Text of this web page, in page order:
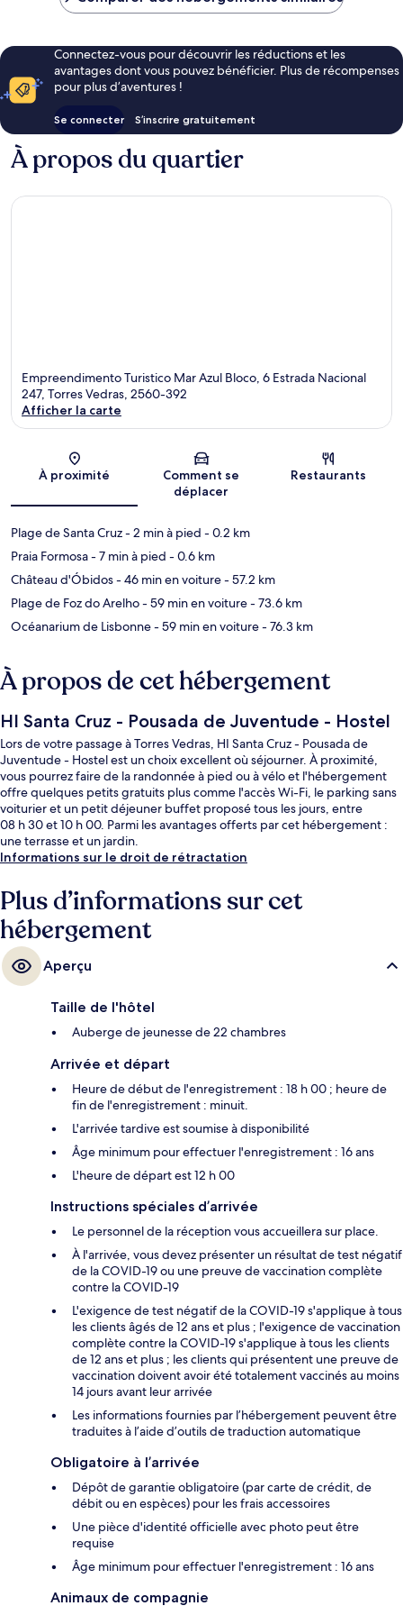
Connectez-vous pour découvrir les réductions et les
avantages dont vous pouvez bénéficier. Plus de récompenses
pour plus d’aventures !
Se connecter S’inscrire gratuitement
À propos du quartier
Empreendimento Turistico Mar Azul Bloco, 6 Estrada Nacional
247, Torres Vedras, 2560-392
Afficher la carte
À proximité
Comment se
déplacer
Restaurants
Plage de Santa Cruz- 2 min à pied - 0.2 km
Praia Formosa- 7 min à pied - 0.6 km
Château d'Óbidos- 46 min en voiture- 57.2 km
Plage de Foz do Arelho- 59 min en voiture- 73.6 km
Océanarium de Lisbonne- 59 min en voiture- 76.3 km
À propos de cet hébergement
HI Santa Cruz - Pousada de Juventude - Hostel
Lors de votre passage à Torres Vedras, HI Santa Cruz - Pousada de
Juventude - Hostel est un choix excellent où séjourner. À proximité,
vous pourrez faire de la randonnée à pied ou à vélo et l'hébergement
offre quelques petits gratuits plus comme l'accès Wi-Fi, le parking sans
voiturier et un petit déjeuner buffet proposé tous les jours, entre
08 h 30 et 10 h 00. Parmi les avantages offerts par cet hébergement :
une terrasse et un jardin.
Informations sur le droit de rétractation
Plus d’informations sur cet
hébergement
Aperçu
Taille de l'hôtel
Auberge de jeunesse de 22 chambres
Arrivée et départ
Heure de début de l'enregistrement : 18 h 00 ; heure de
fin de l'enregistrement : minuit.
L'arrivée tardive est soumise à disponibilité
Âge minimum pour effectuer l'enregistrement : 16 ans
L'heure de départ est 12 h 00
Instructions spéciales d’arrivée
Le personnel de la réception vous accueillera sur place.
À l'arrivée, vous devez présenter un résultat de test négatif
de la COVID-19 ou une preuve de vaccination complète
contre la COVID-19
L'exigence de test négatif de la COVID-19 s'applique à tous
les clients âgés de 12 ans et plus ; l'exigence de vaccination
complète contre la COVID-19 s'applique à tous les clients
de 12 ans et plus ; les clients qui présentent une preuve de
vaccination doivent avoir été totalement vaccinés au moins
14 jours avant leur arrivée
Les informations fournies par l’hébergement peuvent être
traduites à l’aide d’outils de traduction automatique
Obligatoire à l’arrivée
Dépôt de garantie obligatoire (par carte de crédit, de
débit ou en espèces) pour les frais accessoires
Une pièce d'identité officielle avec photo peut être
requise
Âge minimum pour effectuer l'enregistrement : 16 ans
Animaux de compagnie